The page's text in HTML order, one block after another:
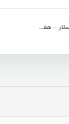
مجتبی تابدار ، محمد بهرامی ، پویا پاسلار – هفته هرمزگان